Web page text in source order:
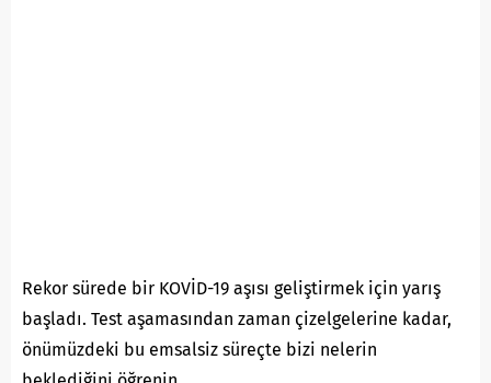
Rekor sürede bir KOVİD-19 aşısı geliştirmek için yarış
başladı. Test aşamasından zaman çizelgelerine kadar,
önümüzdeki bu emsalsiz süreçte bizi nelerin